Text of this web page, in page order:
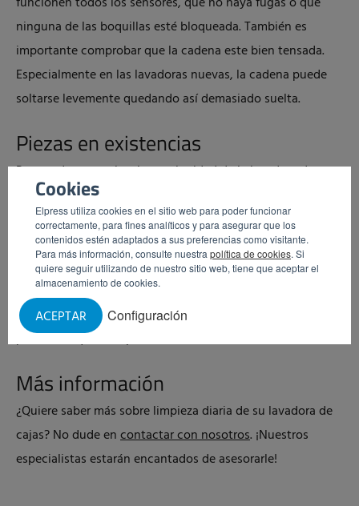
Cookies
Elpress utiliza cookies en el sitio web para poder funcionar
correctamente, para fines analíticos y para asegurar que los
contenidos estén adaptados a sus preferencias como visitante.
Para más información, consulte nuestra política de cookies. Si
quiere seguir utilizando de nuestro sitio web, tiene que aceptar el
almacenamiento de cookies.
Configuración
ACEPTAR
ninguna de las boquillas esté bloqueada. También es
importante comprobar que la cadena este bien tensada.
Especialmente en las lavadoras nuevas, la cadena puede
soltarse levemente quedando así demasiado suelta.
Piezas en existencias
Para poder garantizar la continuidad de la lavadora de
cajas —y, por tanto, la continuidad de su proceso de
producción—, se aconseja tener diferentes piezas en
existencias para poder sustituirlas directamente si surge
algún defecto. Ejemplos de esas piezas son sensores de
nivel, válvulas magnéticas y una manguerita para
productos químicos (en caso de que se use una bomba de
productos químicos).
Más información
¿Quiere saber más sobre limpieza diaria de su lavadora de
cajas? No dude encontactar con nosotros. ¡Nuestros
especialistas estarán encantados de asesorarle!